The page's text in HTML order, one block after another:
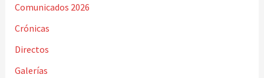
Comunicados 2026
Crónicas
Directos
Galerías